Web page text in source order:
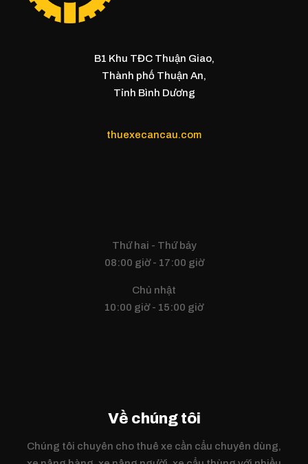
B1 Khu TĐC Thuận Giao,
Thành phố Thuận An,
Tỉnh Bình Dương
thuexecancau.com
Thứ hai - Thứ bảy
08:00 giờ - 17:00 giờ
Chủ nhật
10:00 giờ - 15:00 giờ
Về chúng tôi
Chúng tôi chuyên cho thuê xe cần cẩu chuyên dùng,